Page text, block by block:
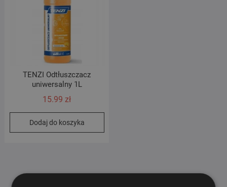
TENZI Odtłuszczacz
uniwersalny 1L
15.99zł
Dodaj do koszyka